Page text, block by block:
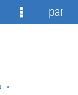
Menu
panel